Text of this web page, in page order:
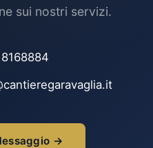
sui nostri servizi.
→